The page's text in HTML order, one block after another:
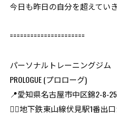
今日も昨日の自分を超えてい
======================
パーソナルトレーニングジム
PROLOGUE (プロローグ)
📍愛知県名古屋市中区錦2-8-
🏃‍♂️地下鉄東山線伏見駅1番出